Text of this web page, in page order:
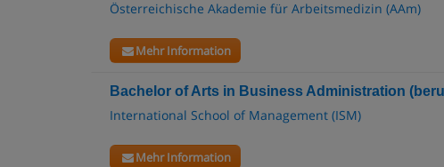
Österreichische Akademie für Arbeitsmedizin (AAm)
Mehr Information
Bachelor of Arts in Business Administration
International School of Management (ISM)
Mehr Information